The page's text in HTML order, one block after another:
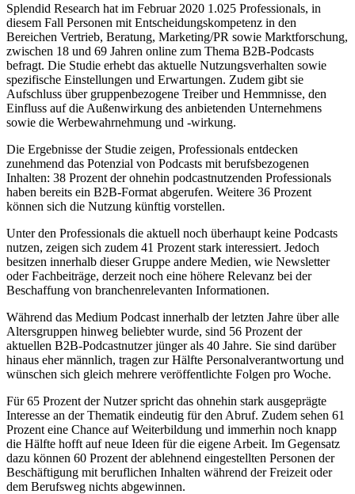
Splendid Research hat im Februar 2020 1.025 Professionals, in
diesem Fall Personen mit Entscheidungskompetenz in den
Bereichen Vertrieb, Beratung, Marketing/PR sowie Marktforschung,
zwischen 18 und 69 Jahren online zum Thema B2B-Podcasts
befragt. Die Studie erhebt das aktuelle Nutzungsverhalten sowie
spezifische Einstellungen und Erwartungen. Zudem gibt sie
Aufschluss über gruppenbezogene Treiber und Hemmnisse, den
Einfluss auf die Außenwirkung des anbietenden Unternehmens
sowie die Werbewahrnehmung und -wirkung.
Die Ergebnisse der Studie zeigen, Professionals entdecken
zunehmend das Potenzial von Podcasts mit berufsbezogenen
Inhalten: 38 Prozent der ohnehin podcastnutzenden Professionals
haben bereits ein B2B-Format abgerufen. Weitere 36 Prozent
können sich die Nutzung künftig vorstellen.
Unter den Professionals die aktuell noch überhaupt keine Podcasts
nutzen, zeigen sich zudem 41 Prozent stark interessiert. Jedoch
besitzen innerhalb dieser Gruppe andere Medien, wie Newsletter
oder Fachbeiträge, derzeit noch eine höhere Relevanz bei der
Beschaffung von branchenrelevanten Informationen.
Während das Medium Podcast innerhalb der letzten Jahre über alle
Altersgruppen hinweg beliebter wurde, sind 56 Prozent der
aktuellen B2B-Podcastnutzer jünger als 40 Jahre. Sie sind darüber
hinaus eher männlich, tragen zur Hälfte Personalverantwortung und
wünschen sich gleich mehrere veröffentlichte Folgen pro Woche.
Für 65 Prozent der Nutzer spricht das ohnehin stark ausgeprägte
Interesse an der Thematik eindeutig für den Abruf. Zudem sehen 61
Prozent eine Chance auf Weiterbildung und immerhin noch knapp
die Hälfte hofft auf neue Ideen für die eigene Arbeit. Im Gegensatz
dazu können 60 Prozent der ablehnend eingestellten Personen der
Beschäftigung mit beruflichen Inhalten während der Freizeit oder
dem Berufsweg nichts abgewinnen.